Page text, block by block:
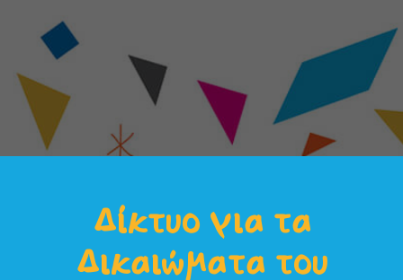
Δίκτυο για τα
Δικαιώµατα του